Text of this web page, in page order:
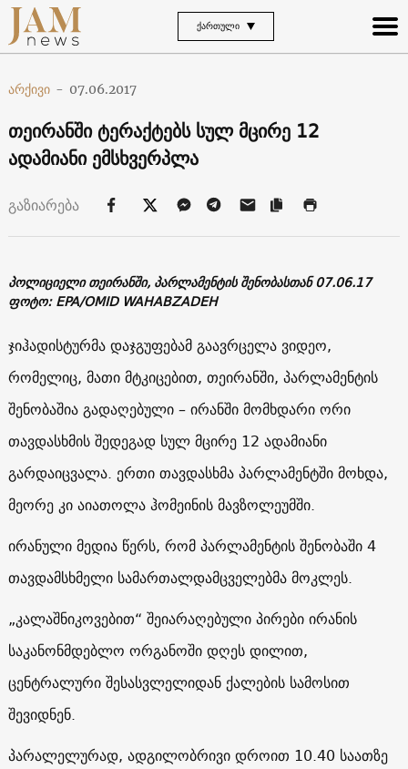
ᲥᲐᲠᲗᲣᲚᲘ
არქივი - 07.06.2017
თეირანში ტერაქტებს სულ მცირე 12
ადამიანი ემსხვერპლა
გაზიარება
პოლიციელი თეირანში, პარლამენტის შენობასთან 07.06.17
ფოტო: EPA/OMID WAHABZADEH
ჯიჰადისტურმა დაჯგუფებამ გაავრცელა ვიდეო,
რომელიც, მათი მტკიცებით, თეირანში, პარლამენტის
შენობაშია გადაღებული – ირანში მომხდარი ორი
თავდასხმის შედეგად სულ მცირე 12 ადამიანი
გარდაიცვალა. ერთი თავდასხმა პარლამენტში მოხდა,
მეორე კი აიათოლა ჰომეინის მავზოლეუმში.
ირანული მედია წერს, რომ პარლამენტის შენობაში 4
თავდამსხმელი სამართალდამცველებმა მოკლეს.
„კალაშნიკოვებით“ შეიარაღებული პირები ირანის
საკანონმდებლო ორგანოში დღეს დილით,
ცენტრალური შესასვლელიდან ქალების სამოსით
შევიდნენ.
პარალელურად, ადგილობრივი დროით 10.40 საათზე